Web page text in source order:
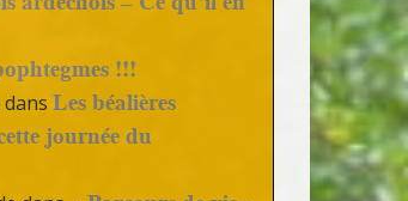
!!!
dansLes béalières
journée du